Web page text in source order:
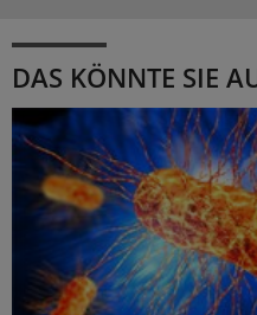
DAS KÖNNTE SIE